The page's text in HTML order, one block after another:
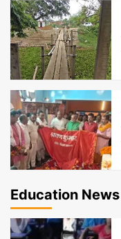
Education News